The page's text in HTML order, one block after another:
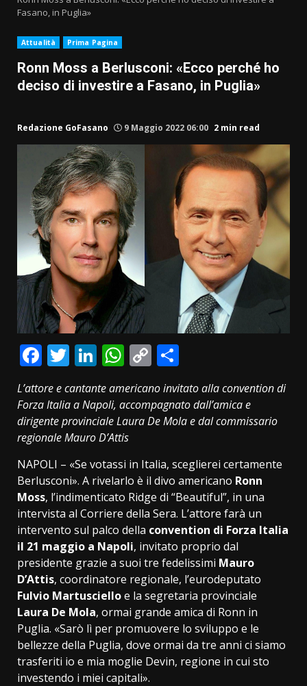
Fasano, in Puglia»
Attualità Prima Pagina
Ronn Moss a Berlusconi: «Ecco perché ho
deciso di investire a Fasano, in Puglia»
Redazione GoFasano 9 Maggio 2022 06:00 2 min read
Facebook
Twitter
LinkedIn
WhatsApp
Copy
Link
L’attore e cantante americano invitato alla convention di
Forza Italia a Napoli, accompagnato dall’amica e
dirigente provinciale Laura De Mola e dal commissario
regionale Mauro D’Attis
NAPOLI – «Se votassi in Italia, sceglierei certamente
Berlusconi». A rivelarlo è il divo americano Ronn
Moss, l’indimenticato Ridge di “Beautiful”, in una
intervista al Corriere della Sera. L’attore farà un
intervento sul palco della convention di Forza Italia
il 21 maggio a Napoli, invitato proprio dal
presidente grazie a suoi tre fedelissimi Mauro
D’Attis, coordinatore regionale, l’eurodeputato
Fulvio Martuscielloe la segretaria provinciale
Laura De Mola, ormai grande amica di Ronn in
Puglia. «Sarò lì per promuovere lo sviluppo e le
bellezze della Puglia, dove ormai da tre anni ci siamo
trasferiti io e mia moglie Devin, regione in cui sto
investendo i miei capitali».